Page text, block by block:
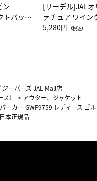
ン
トバッグ
LC）ス
[リーデル]JALオ
ァチュア ワイン
ト（レッドワイン
5,280円 （税込）
ジーパーズ JAL Mall店
） > アウター、ジャケット
ーカー GWF9759 レディース ゴ
本正規品